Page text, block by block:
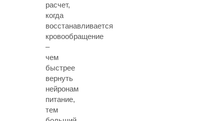
расчет,
когда
восстанавливается
кровообращение
–
чем
быстрее
вернуть
нейронам
питание,
тем